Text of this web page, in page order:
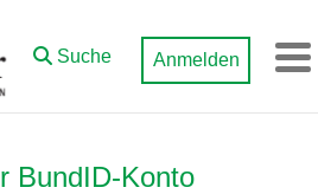
Suche Anmelden
BundID-Konto